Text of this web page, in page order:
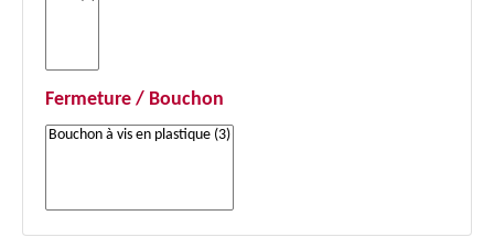
Fermeture / Bouchon